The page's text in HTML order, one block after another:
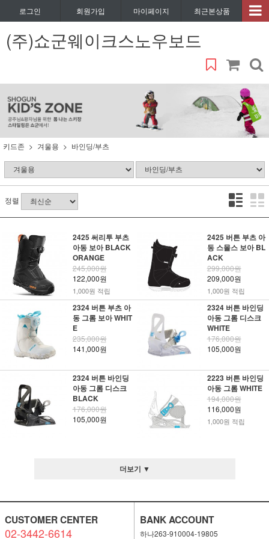
로그인 회원가입 마이페이지 최근본상품
(주)쇼군웨이크스노우보드
키드존 겨울용 바인딩/부츠
정렬
2425 써리투 부츠
아동 보아 BLACK
ORANGE
245,000원
122,000원
1,000원 적립
2425 버튼 부츠 아
동 스몰스 보아 BL
ACK
299,000원
209,000원
1,000원 적립
2324 버튼 부츠 아
동 그롬 보아 WHIT
E
235,000원
141,000원
2324 버튼 바인딩
아동 그롬 디스크
WHITE
176,000원
105,000원
2324 버튼 바인딩
아동 그롬 디스크
BLACK
176,000원
105,000원
2223 버튼 바인딩
아동 그롬 WHITE
194,000원
116,000원
1,000원 적립
더보기 ▼
CUSTOMER CENTER
02-3442-6614
BANK ACCOUNT
하나263-910004-19805